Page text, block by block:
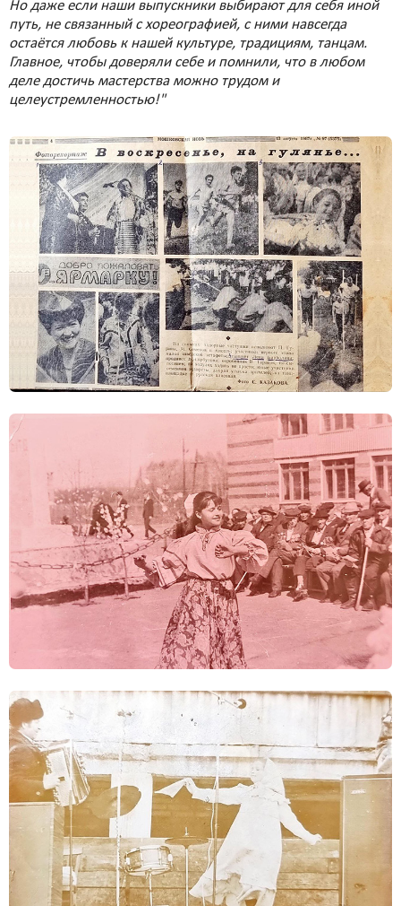
Но даже если наши выпускники выбирают для себя иной
путь, не связанный с хореографией, с ними навсегда
остаётся любовь к нашей культуре, традициям, танцам.
Главное, чтобы доверяли себе и помнили, что в любом
деле достичь мастерства можно трудом и
целеустремленностью!"